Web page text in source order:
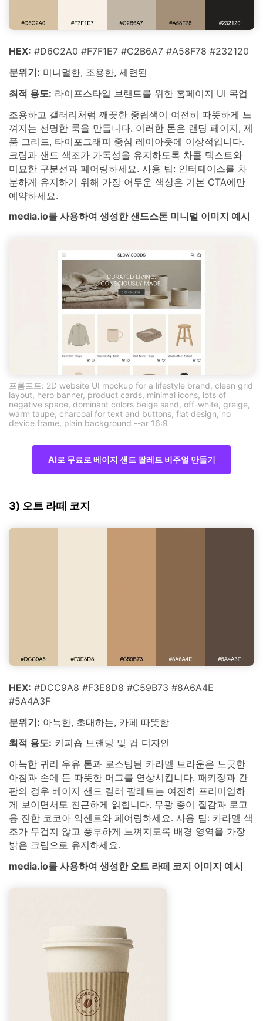
HEX: #D6C2A0 #F7F1E7 #C2B6A7 #A58F78 #232120
분위기: 미니멀한, 조용한, 세련된
최적 용도: 라이프스타일 브랜드를 위한 홈페이지 UI 목업
조용하고 갤러리처럼 깨끗한 중립색이 여전히 따뜻하게 느
껴지는 선명한 룩을 만듭니다. 이러한 톤은 랜딩 페이지, 제
품 그리드, 타이포그래피 중심 레이아웃에 이상적입니다.
크림과 샌드 색조가 가독성을 유지하도록 차콜 텍스트와
미묘한 구분선과 페어링하세요. 사용 팁: 인터페이스를 차
분하게 유지하기 위해 가장 어두운 색상은 기본 CTA에만
예약하세요.
media.io를 사용하여 생성한 샌드스톤 미니멀 이미지 예시
프롬프트: 2D website UI mockup for a lifestyle brand, clean grid
layout, hero banner, product cards, minimal icons, lots of
negative space, dominant colors beige sand, off-white, greige,
warm taupe, charcoal for text and buttons, flat design, no
device frame, plain background --ar 16:9
AI로 무료로 베이지 샌드 팔레트 비주얼 만들기
3) 오트 라떼 코지
HEX: #DCC9A8 #F3E8D8 #C59B73 #8A6A4E
#5A4A3F
분위기: 아늑한, 초대하는, 카페 따뜻함
최적 용도: 커피숍 브랜딩 및 컵 디자인
아늑한 귀리 우유 톤과 로스팅된 카라멜 브라운은 느긋한
아침과 손에 든 따뜻한 머그를 연상시킵니다. 패키징과 간
판의 경우 베이지 샌드 컬러 팔레트는 여전히 프리미엄하
게 보이면서도 친근하게 읽힙니다. 무광 종이 질감과 로고
용 진한 코코아 악센트와 페어링하세요. 사용 팁: 카라멜 색
조가 무겁지 않고 풍부하게 느껴지도록 배경 영역을 가장
밝은 크림으로 유지하세요.
media.io를 사용하여 생성한 오트 라떼 코지 이미지 예시